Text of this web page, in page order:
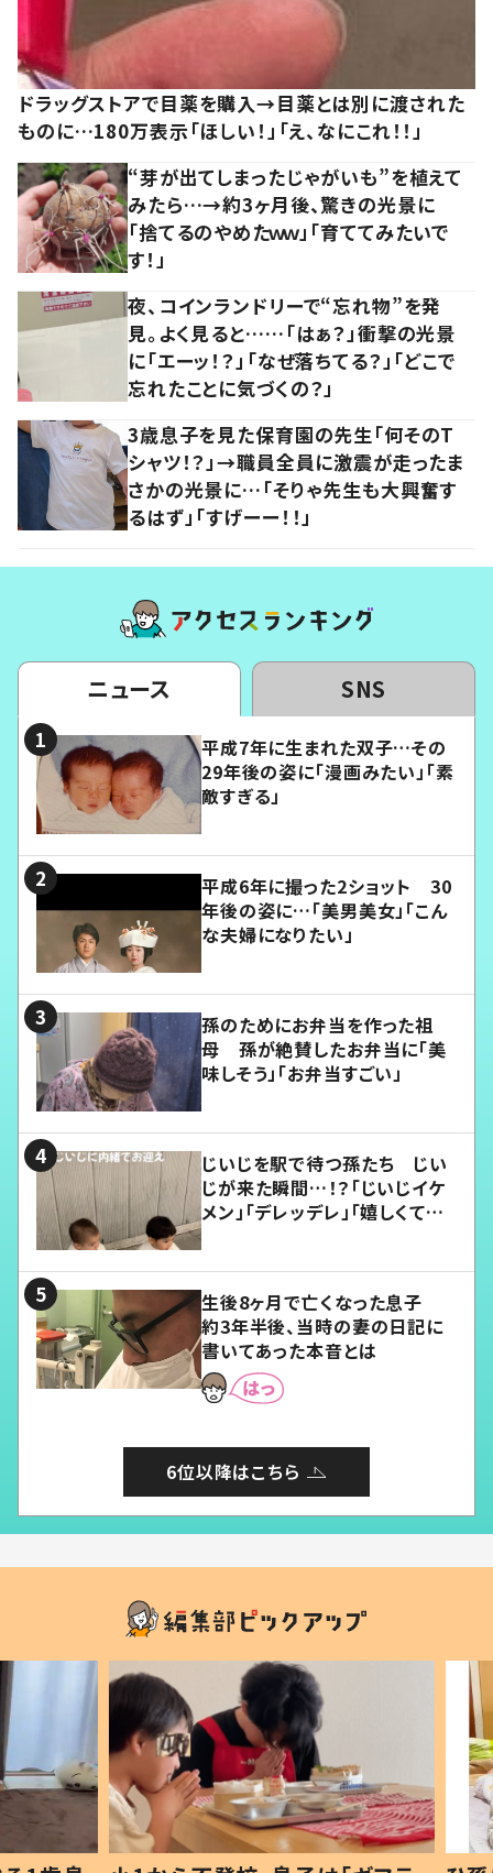
ドラッグストアで目薬を購入→目薬とは別に渡された
ものに…180万表示「ほしい！」「え、なにこれ！！」
“芽が出てしまったじゃがいも”を植えて
みたら…→約3ヶ月後、驚きの光景に
「捨てるのやめたｗｗ」「育ててみたいで
す！」
夜、コインランドリーで“忘れ物”を発
見。よく見ると……「はぁ？」衝撃の光景
に「エーッ！？」「なぜ落ちてる？」「どこで
忘れたことに気づくの？」
3歳息子を見た保育園の先生「何そのT
シャツ！？」→職員全員に激震が走ったま
さかの光景に…「そりゃ先生も大興奮す
るはず」「すげーー！！」
ニュース SNS
平成7年に生まれた双子…その
29年後の姿に「漫画みたい」「素
敵すぎる」
平成6年に撮った2ショット 30
年後の姿に…「美男美女」「こん
な夫婦になりたい」
孫のためにお弁当を作った祖
母 孫が絶賛したお弁当に「美
味しそう」「お弁当すごい」
じいじを駅で待つ孫たち じい
じが来た瞬間…！？「じいじイケ
メン」「デレッデレ」「嬉しくて可
生後8ヶ月で亡くなった息子
約3年半後、当時の妻の日記に
書いてあった本音とは
6位以降はこちら